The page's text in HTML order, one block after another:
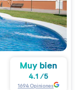
Muy bien
4.1 /5
1694Opiniones